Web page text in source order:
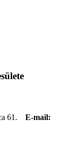
61. E-mail: